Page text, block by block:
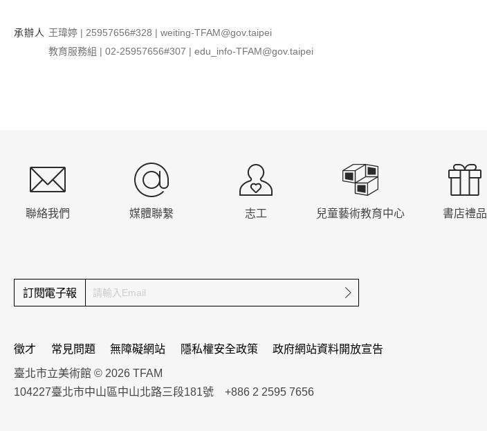
承辦人 王瑋婷 | 25957656#328 | weiting-TFAM@gov.taipei
教育服務組 | 02-25957656#307 | edu_info-TFAM@gov.taipei
聯絡我們 媒體聯繫 志工 兒童藝術教育中心 書店禮品
訂閱電子報 確定送出
徵才 常見問題 無障礙網站 隱私權安全政策 政府網站資料開放宣告
臺北市立美術館 © 2026 TFAM
104227臺北市中山區中山北路三段181號 +886 2 2595 7656